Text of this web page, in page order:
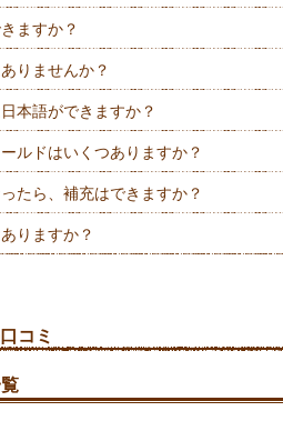
ますか？
りませんか？
本語ができますか？
ルドはいくつありますか？
たら、補充はできますか？
りますか？
コミ